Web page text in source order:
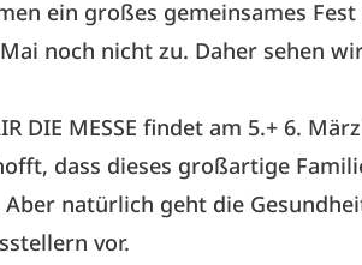
ein großes gemeinsames Fest
noch nicht zu. Daher sehen
DIE MESSE findet am 5.+ 6.
dass dieses großartige
natürlich geht die
vor.